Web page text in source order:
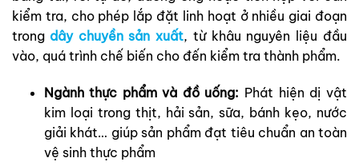
kiểm tra, cho phép lắp đặt linh hoạt ở nhiều giai đoạn
trong dây chuyền sản xuất, từ khâu nguyên liệu đầu
vào, quá trình chế biến cho đến kiểm tra thành phẩm.
Ngành thực phẩm và đồ uống: Phát hiện dị vật
kim loại trong thịt, hải sản, sữa, bánh kẹo, nước
giải khát… giúp sản phẩm đạt tiêu chuẩn an toàn
vệ sinh thực phẩm